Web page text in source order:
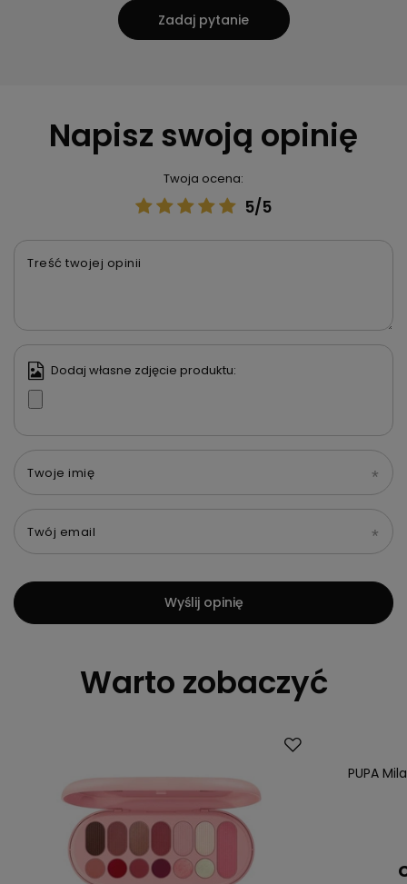
Zadaj pytanie
Napisz swoją opinię
Twoja ocena:
5/5
Treść twojej opinii
Dodaj własne zdjęcie produktu:
Twoje imię
Twój email
Wyślij opinię
Warto zobaczyć
PUPA